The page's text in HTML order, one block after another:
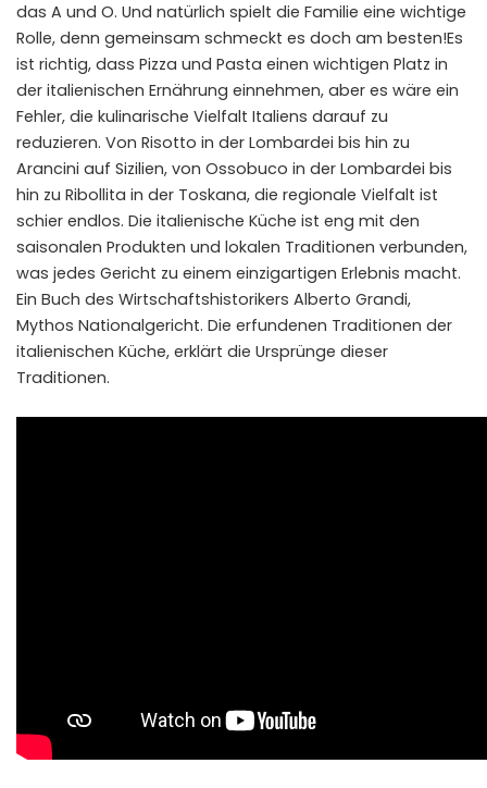
das A und O. Und natürlich spielt die Familie eine wichtige
Rolle, denn gemeinsam schmeckt es doch am besten!Es
ist richtig, dass Pizza und Pasta einen wichtigen Platz in
der italienischen Ernährung einnehmen, aber es wäre ein
Fehler, die kulinarische Vielfalt Italiens darauf zu
reduzieren. Von Risotto in der Lombardei bis hin zu
Arancini auf Sizilien, von Ossobuco in der Lombardei bis
hin zu Ribollita in der Toskana, die regionale Vielfalt ist
schier endlos. Die italienische Küche ist eng mit den
saisonalen Produkten und lokalen Traditionen verbunden,
was jedes Gericht zu einem einzigartigen Erlebnis macht.
Ein Buch des Wirtschaftshistorikers Alberto Grandi,
Mythos Nationalgericht. Die erfundenen Traditionen der
italienischen Küche, erklärt die Ursprünge dieser
Traditionen.